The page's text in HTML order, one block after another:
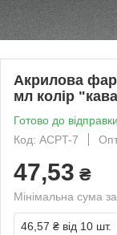
Акрилова
мл колір
Готово до відправки
Код: ACPT-7
47,53 ₴
Мінімальна сума
46,57 ₴ від 10 шт.